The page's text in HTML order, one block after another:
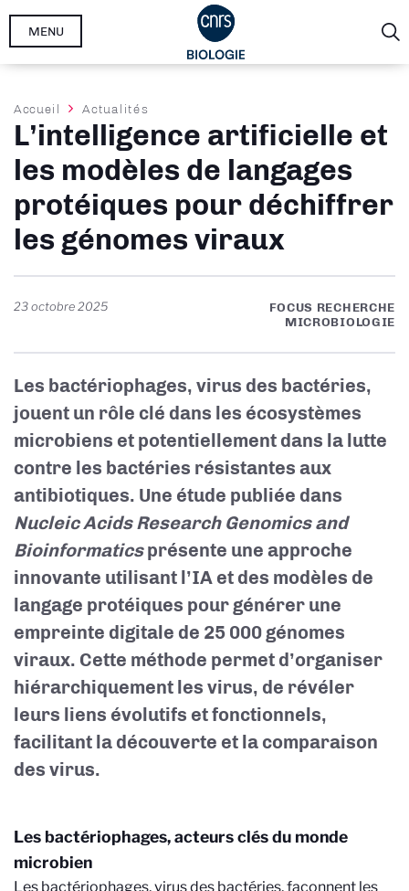
Aller
MENU
Fil
d'Ariane
Accueil Actualités
L’intelligence artificielle et
les modèles de langages
protéiques pour déchiffrer
les génomes viraux
23 octobre 2025
FOCUS RECHERCHE
MICROBIOLOGIE
Les bactériophages, virus des bactéries,
jouent un rôle clé dans les écosystèmes
microbiens et potentiellement dans la lutte
contre les bactéries résistantes aux
antibiotiques. Une étude publiée dans
Nucleic Acids Research Genomics and
Bioinformaticsprésente une approche
innovante utilisant l’IA et des modèles de
langage protéiques pour générer une
empreinte digitale de 25 000 génomes
viraux. Cette méthode permet d’organiser
hiérarchiquement les virus, de révéler
leurs liens évolutifs et fonctionnels,
facilitant la découverte et la comparaison
des virus.
Les bactériophages, acteurs clés du monde
microbien
Les bactériophages, virus des bactéries, façonnent les